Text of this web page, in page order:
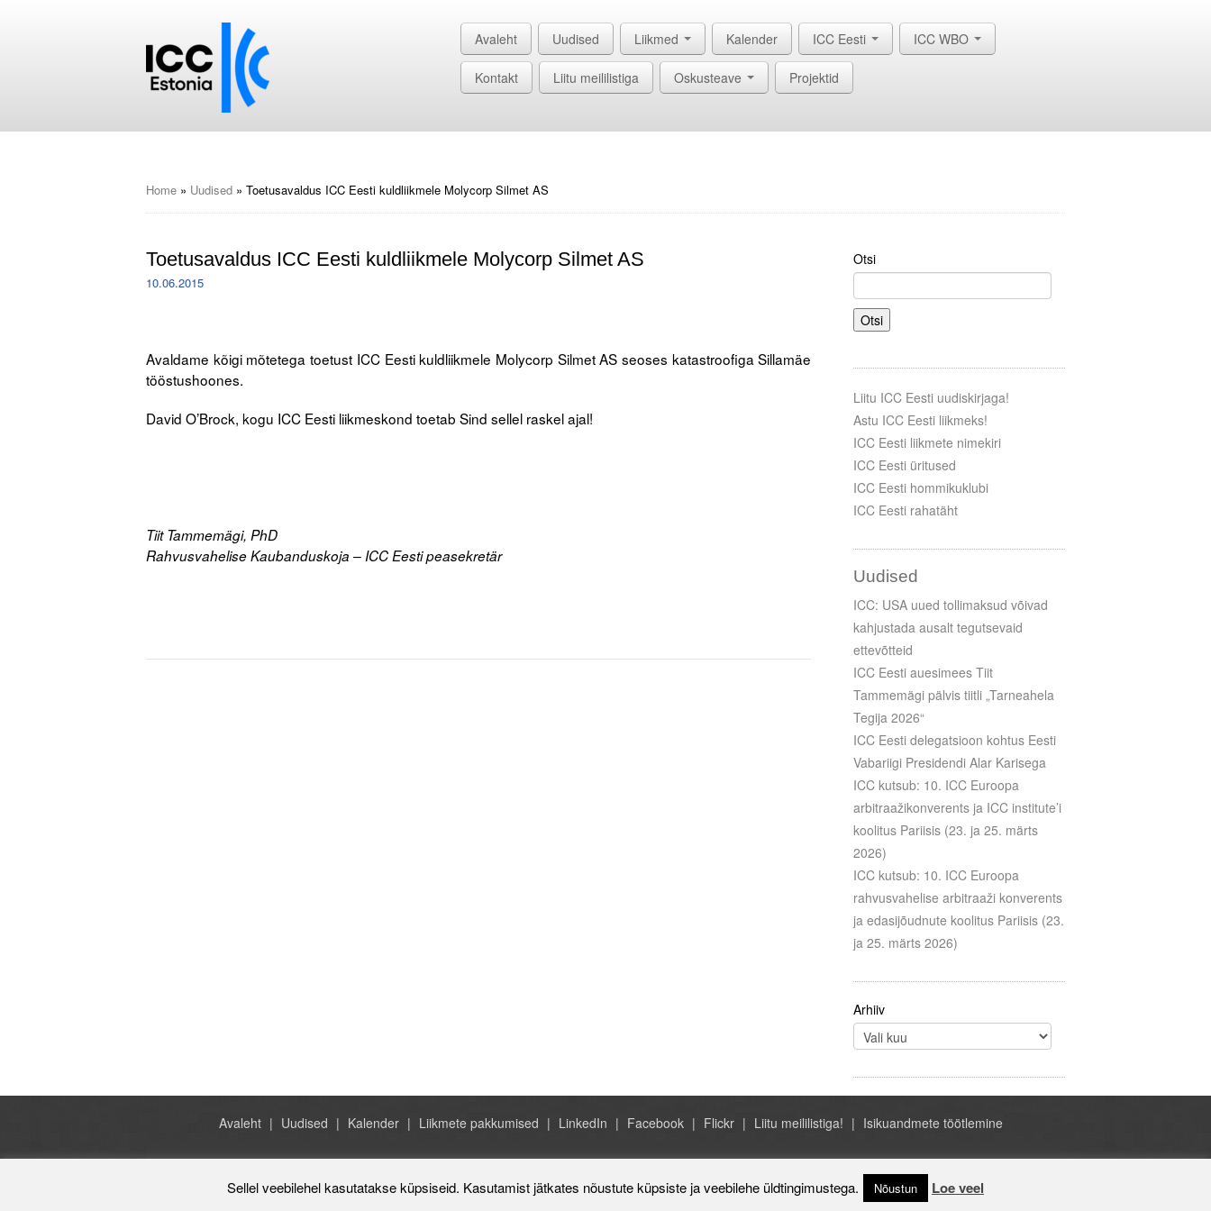
Avaleht Uudised Liikmed Kalender ICC Eesti ICC WBO
Kontakt Liitu meililistiga Oskusteave Projektid
Home » Uudised » Toetusavaldus ICC Eesti kuldliikmele Molycorp Silmet AS
Toetusavaldus ICC Eesti kuldliikmele Molycorp Silmet AS
10.06.2015
Avaldame kõigi mõtetega toetust ICC Eesti kuldliikmele Molycorp Silmet AS seoses katastroofiga Sillamäe
tööstushoones.
David O’Brock, kogu ICC Eesti liikmeskond toetab Sind sellel raskel ajal!
Tiit Tammemägi, PhD
Rahvusvahelise Kaubanduskoja – ICC Eesti peasekretär
Otsi
Otsi
Liitu ICC Eesti uudiskirjaga!
Astu ICC Eesti liikmeks!
ICC Eesti liikmete nimekiri
ICC Eesti üritused
ICC Eesti hommikuklubi
ICC Eesti rahatäht
Uudised
ICC: USA uued tollimaksud võivad
kahjustada ausalt tegutsevaid
ettevõtteid
ICC Eesti auesimees Tiit
Tammemägi pälvis tiitli „Tarneahela
Tegija 2026“
ICC Eesti delegatsioon kohtus Eesti
Vabariigi Presidendi Alar Karisega
ICC kutsub: 10. ICC Euroopa
arbitraažikonverents ja ICC institute’i
koolitus Pariisis (23. ja 25. märts
2026)
ICC kutsub: 10. ICC Euroopa
rahvusvahelise arbitraaži konverents
ja edasijõudnute koolitus Pariisis (23.
ja 25. märts 2026)
Arhiiv
Avaleht Uudised Kalender Liikmete pakkumised LinkedIn Facebook Flickr Liitu meililistiga! Isikuandmete töötlemine
Estonia, +372 684 1070, icc@icc-estonia.ee
Sellel veebilehel kasutatakse küpsiseid. Kasutamist jätkates nõustute küpsiste ja veebilehe üldtingimustega. Nõustun Loe veel